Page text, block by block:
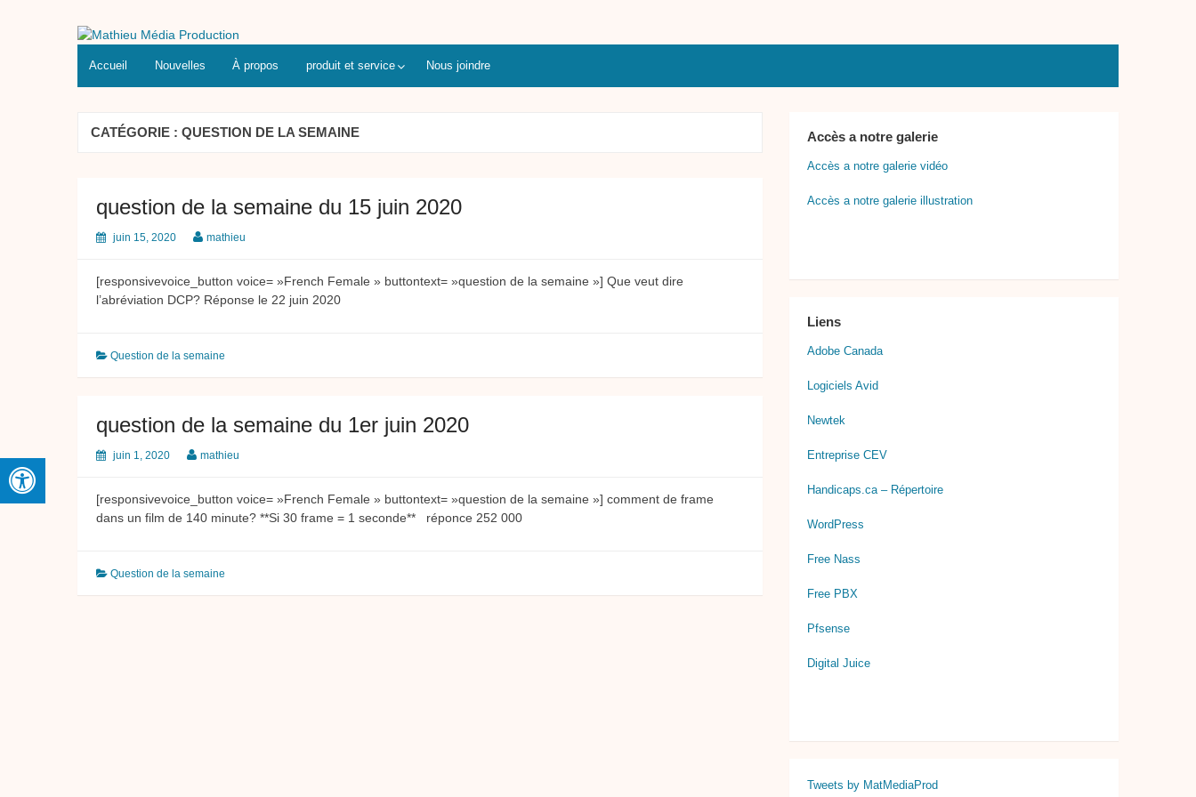
Mathieu Média Production
Transferts et Montage Vidéo
Accueil Nouvelles À propos produit et service Nous joindre
CATÉGORIE : QUESTION DE LA SEMAINE
question de la semaine du 15 juin 2020
juin 15, 2020 mathieu
[responsivevoice_button voice= »French Female » buttontext= »question de la semaine »] Que veut dire
l’abréviation DCP? Réponse le 22 juin 2020
Question de la semaine
question de la semaine du 1er juin 2020
juin 1, 2020 mathieu
[responsivevoice_button voice= »French Female » buttontext= »question de la semaine »] comment de frame
dans un film de 140 minute? **Si 30 frame = 1 seconde** réponce 252 000
Question de la semaine
Accès a notre galerie
Accès a notre galerie vidéo
Accès a notre galerie illustration
Liens
Adobe Canada
Logiciels Avid
Newtek
Entreprise CEV
Handicaps.ca – Répertoire
WordPress
Free Nass
Free PBX
Pfsense
Digital Juice
Tweets by MatMediaProd